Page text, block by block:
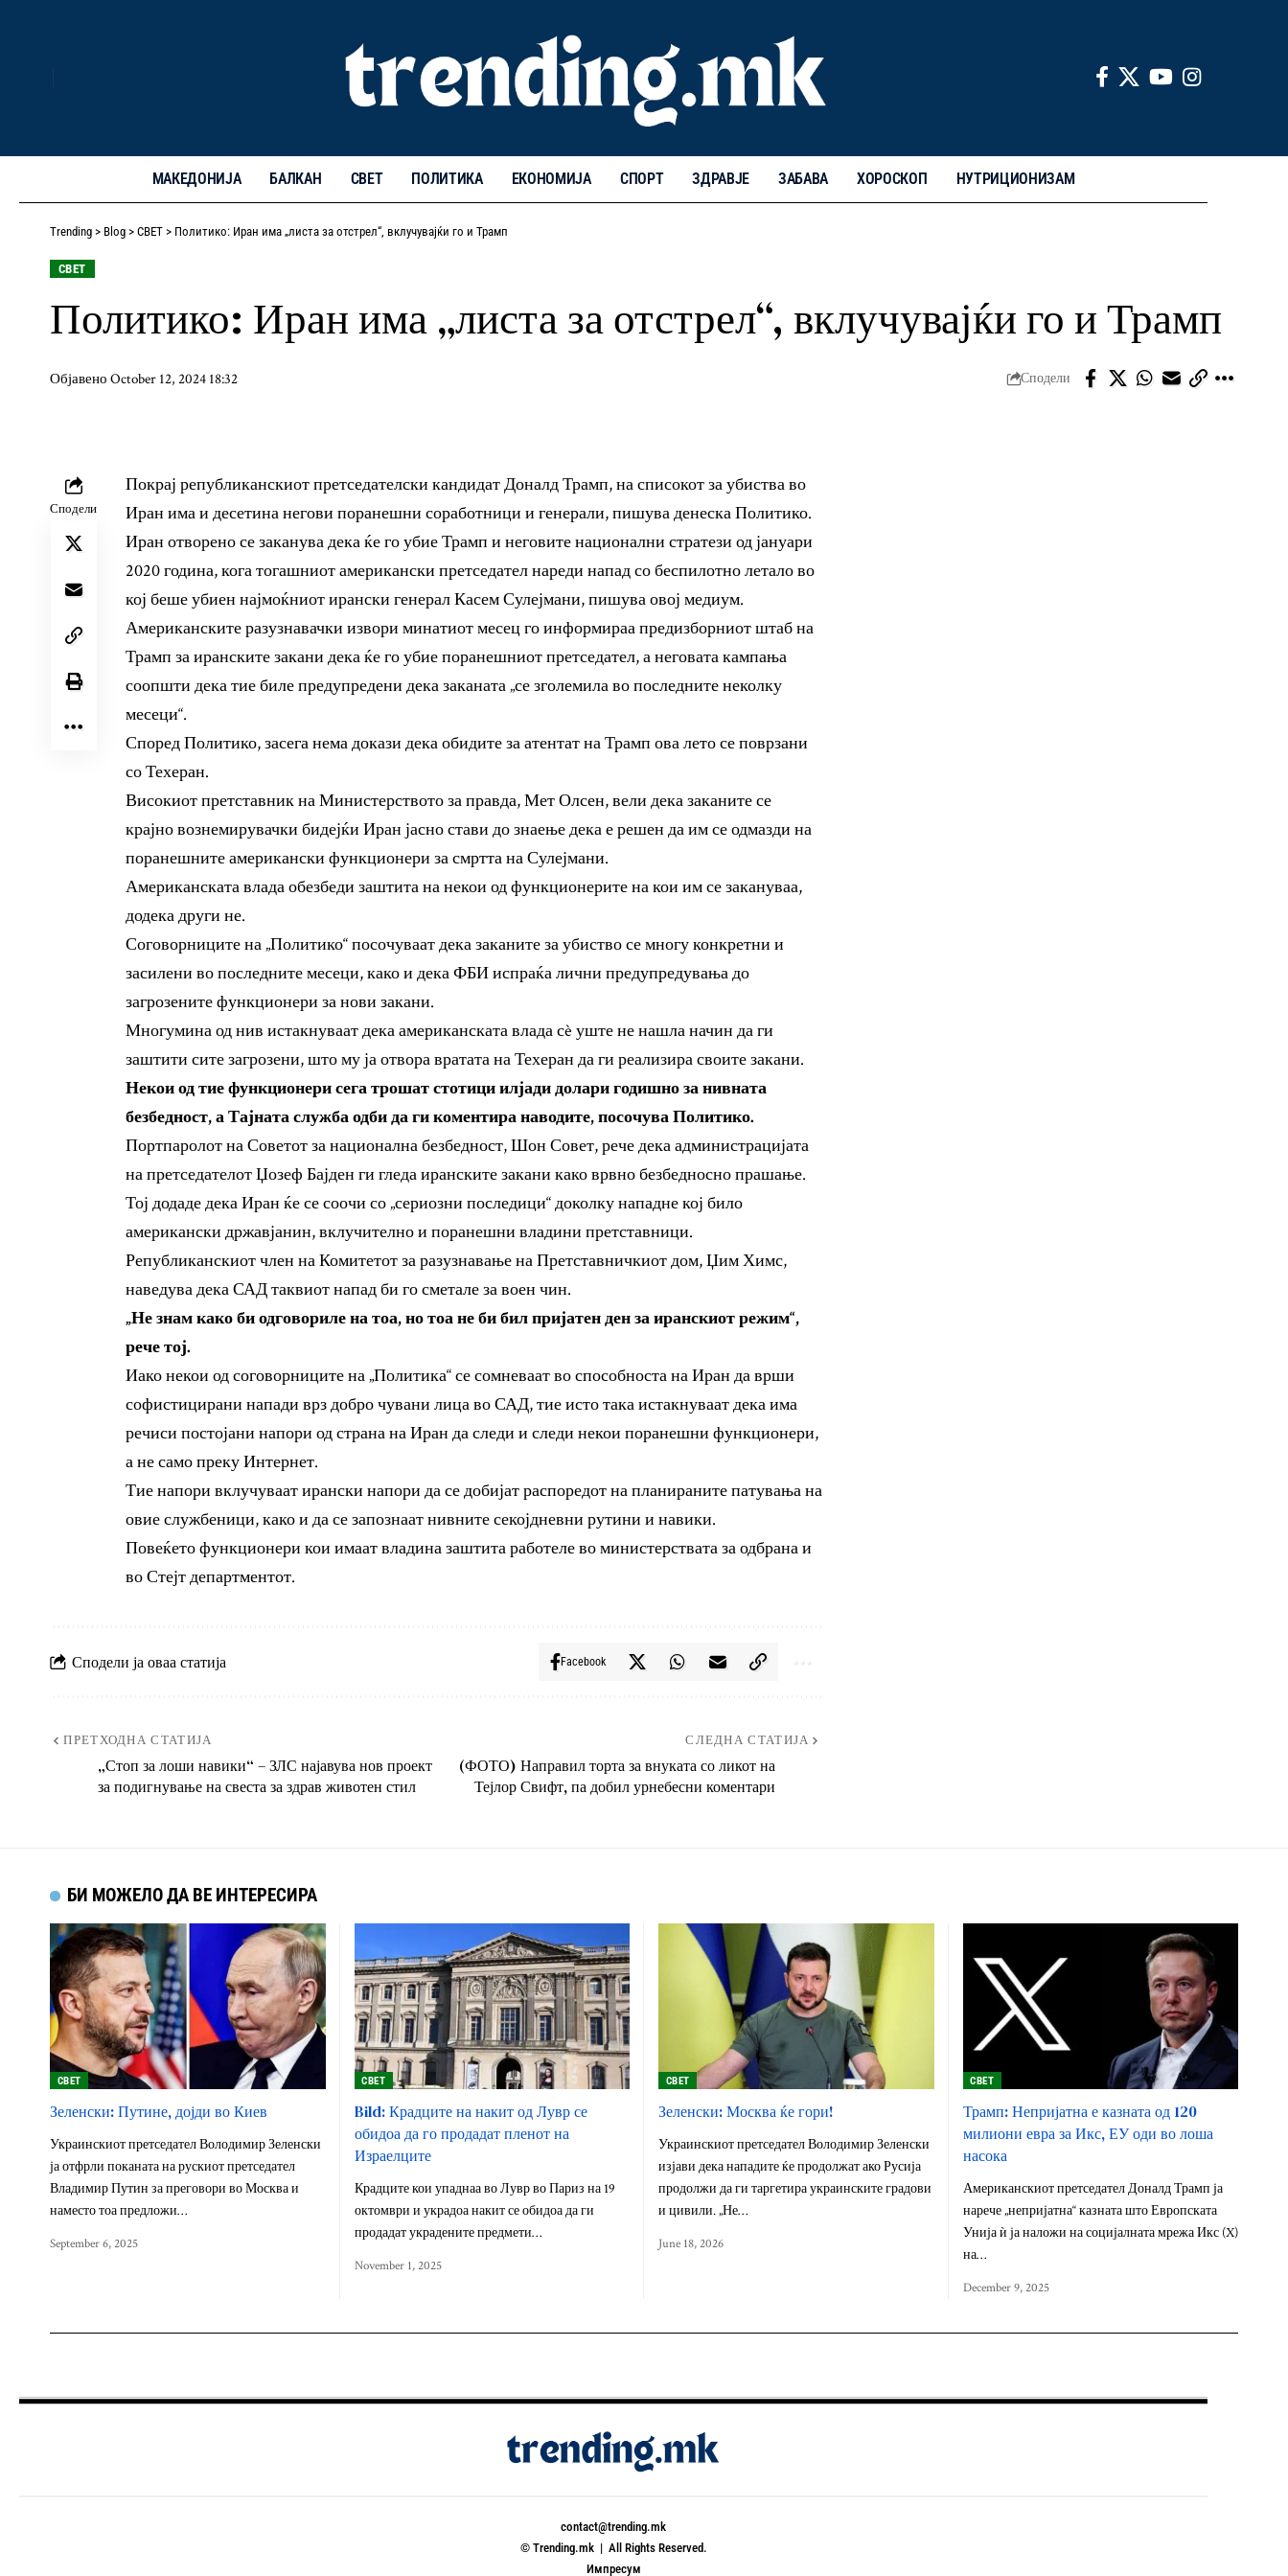
МАКЕДОНИЈА БАЛКАН СВЕТ ПОЛИТИКА ЕКОНОМИЈА СПОРТ ЗДРАВЈЕ ЗАБАВА ХОРОСКОП НУТРИЦИОНИЗАМ
Trending > Blog > СВЕТ > Политико: Иран има „листа за отстрел“, вклучувајќи го и Трамп
СВЕТ
Политико: Иран има „листа за отстрел“, вклучувајќи го и Трамп
Објавено October 12, 2024 18:32 Сподели
Сподели
Покрај републиканскиот претседателски кандидат Доналд Трамп, на списокот за убиства во
Иран има и десетина негови поранешни соработници и генерали, пишува денеска Политико.
Иран отворено се заканува дека ќе го убие Трамп и неговите национални стратези од јануари
2020 година, кога тогашниот американски претседател нареди напад со беспилотно летало во
кој беше убиен најмоќниот ирански генерал Касем Сулејмани, пишува овој медиум.
Американските разузнавачки извори минатиот месец го информираа предизборниот штаб на
Трамп за иранските закани дека ќе го убие поранешниот претседател, а неговата кампања
соопшти дека тие биле предупредени дека заканата „се зголемила во последните неколку
месеци“.
Според Политико, засега нема докази дека обидите за атентат на Трамп ова лето се поврзани
со Техеран.
Високиот претставник на Министерството за правда, Мет Олсен, вели дека заканите се
крајно вознемирувачки бидејќи Иран јасно стави до знаење дека е решен да им се одмазди на
поранешните американски функционери за смртта на Сулејмани.
Американската влада обезбеди заштита на некои од функционерите на кои им се закануваа,
додека други не.
Соговорниците на „Политико“ посочуваат дека заканите за убиство се многу конкретни и
засилени во последните месеци, како и дека ФБИ испраќа лични предупредувања до
загрозените функционери за нови закани.
Многумина од нив истакнуваат дека американската влада сè уште не нашла начин да ги
заштити сите загрозени, што му ја отвора вратата на Техеран да ги реализира своите закани.
Некои од тие функционери сега трошат стотици илјади долари годишно за нивната
безбедност, а Тајната служба одби да ги коментира наводите, посочува Политико.
Портпаролот на Советот за национална безбедност, Шон Совет, рече дека администрацијата
на претседателот Џозеф Бајден ги гледа иранските закани како врвно безбедносно прашање.
Тој додаде дека Иран ќе се соочи со „сериозни последици“ доколку нападне кој било
американски државјанин, вклучително и поранешни владини претставници.
Републиканскиот член на Комитетот за разузнавање на Претставничкиот дом, Џим Химс,
наведува дека САД таквиот напад би го сметале за воен чин.
„Не знам како би одговориле на тоа, но тоа не би бил пријатен ден за иранскиот режим“,
рече тој.
Иако некои од соговорниците на „Политика“ се сомневаат во способноста на Иран да врши
софистицирани напади врз добро чувани лица во САД, тие исто така истакнуваат дека има
речиси постојани напори од страна на Иран да следи и следи некои поранешни функционери,
а не само преку Интернет.
Тие напори вклучуваат ирански напори да се добијат распоредот на планираните патувања на
овие службеници, како и да се запознаат нивните секојдневни рутини и навики.
Повеќето функционери кои имаат владина заштита работеле во министерствата за одбрана и
во Стејт департментот.
Сподели ја оваа статија Facebook
ПРЕТХОДНА СТАТИЈА
„Стоп за лоши навики“ – ЗЛС најавува нов проект
за подигнување на свеста за здрав животен стил
СЛЕДНА СТАТИЈА
(ФОТО) Направил торта за внуката со ликот на
Тејлор Свифт, па добил урнебесни коментари
БИ МОЖЕЛО ДА ВЕ ИНТЕРЕСИРА
СВЕТ
Зеленски: Путине, дојди во Киев
Украинскиот претседател Володимир Зеленски
ја отфрли поканата на рускиот претседател
Владимир Путин за преговори во Москва и
наместо тоа предложи…
September 6, 2025
СВЕТ
Bild: Крадците на накит од Лувр се
обидоа да го продадат пленот на
Израелците
Крадците кои упаднаа во Лувр во Париз на 19
октомври и украдоа накит се обидоа да ги
продадат украдените предмети…
November 1, 2025
СВЕТ
Зеленски: Москва ќе гори!
Украинскиот претседател Володимир Зеленски
изјави дека нападите ќе продолжат ако Русија
продолжи да ги таргетира украинските градови
и цивили. „Не…
June 18, 2026
СВЕТ
Трамп: Непријатна е казната од 120
милиони евра за Икс, ЕУ оди во лоша
насока
Американскиот претседател Доналд Трамп ја
нарече „непријатна“ казната што Европската
Унија ѝ ја наложи на социјалната мрежа Икс (X)
на…
December 9, 2025
contact@trending.mk
© Trending.mk | All Rights Reserved.
Импресум